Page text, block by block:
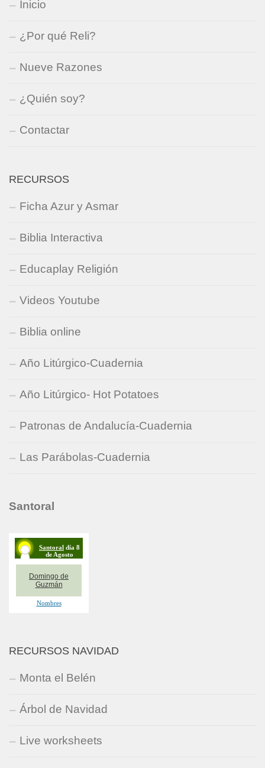
Inicio
¿Por qué Reli?
Nueve Razones
¿Quién soy?
Contactar
RECURSOS
Ficha Azur y Asmar
Biblia Interactiva
Educaplay Religión
Videos Youtube
Biblia online
Año Litúrgico-Cuadernia
Año Litúrgico- Hot Potatoes
Patronas de Andalucía-Cuadernia
Las Parábolas-Cuadernia
Santoral
RECURSOS NAVIDAD
Monta el Belén
Árbol de Navidad
Live worksheets